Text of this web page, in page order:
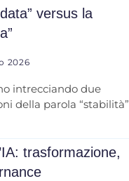
versus la
2026
intrecciando due
della parola “stabilità”
trasformazione,